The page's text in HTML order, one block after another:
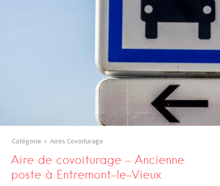
Catégorie Aires Covoiturage
Aire de covoiturage – Ancienne
poste à Entremont-le-Vieux